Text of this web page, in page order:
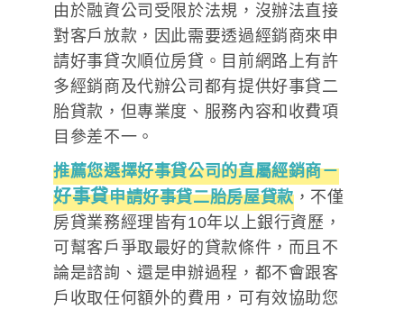
由於融資公司受限於法規，沒辦法直接
對客戶放款，因此需要透過經銷商來申
請好事貸次順位房貸。目前網路上有許
多經銷商及代辦公司都有提供好事貸二
胎貸款，但專業度、服務內容和收費項
目參差不一。
推薦您選擇好事貸公司的直屬經銷商－
好事貸申請好事貸二胎房屋貸款，不僅
房貸業務經理皆有10年以上銀行資歷，
可幫客戶爭取最好的貸款條件，而且不
論是諮詢、還是申辦過程，都不會跟客
戶收取任何額外的費用，可有效協助您